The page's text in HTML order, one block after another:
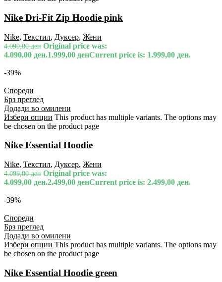
Nike Dri-Fit Zip Hoodie pink
Nike, Текстил, Дуксер, Жени
4.090,00ден Original price was:
4.090,00 ден.1.999,00 денCurrent price is: 1.999,00 ден.
-39%
Спореди
Брз преглед
Додади во омилени
Избери опции This product has multiple variants. The options may
be chosen on the product page
Nike Essential Hoodie
Nike, Текстил, Дуксер, Жени
4.099,00ден Original price was:
4.099,00 ден.2.499,00 денCurrent price is: 2.499,00 ден.
-39%
Спореди
Брз преглед
Додади во омилени
Избери опции This product has multiple variants. The options may
be chosen on the product page
Nike Essential Hoodie green